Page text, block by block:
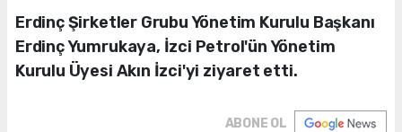
Erdinç Şirketler Grubu Yönetim Kurulu Başkanı
Erdinç Yumrukaya, İzci Petrol'ün Yönetim
Kurulu Üyesi Akın İzci'yi ziyaret etti.
ABONE OL